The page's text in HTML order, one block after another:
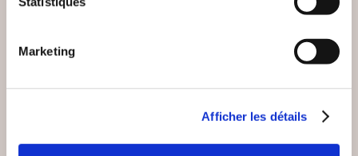
Marketing
Afficher les détails
L'APPORT SPIRITUEL
Epanouissement personnel
10€00
APPARTIENT À
Epanouissement personnel
19€90